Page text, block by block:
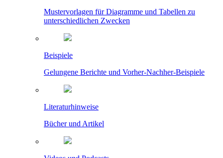
Mustervorlagen für Diagramme und Tabellen zu
unterschiedlichen Zwecken
Beispiele
Gelungene Berichte und Vorher-Nachher-Beispiele
Literaturhinweise
Bücher und Artikel